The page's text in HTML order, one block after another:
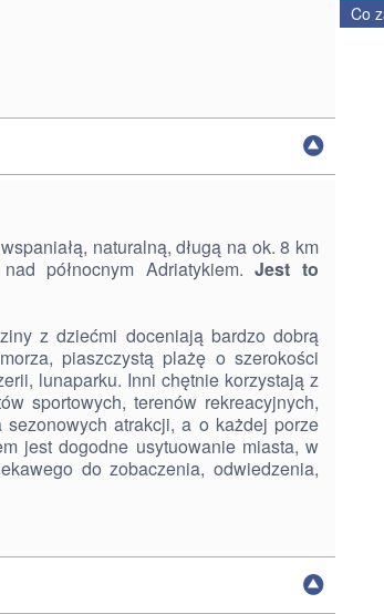
Co
naturalną, długą na ok. 8 km
północnym Adriatykiem.Jest to
z dziećmi doceniają bardzo dobrą
piaszczystą plażę o szerokości
lunaparku. Inni chętnie korzystają z
sportowych, terenów rekreacyjnych,
atrakcji, a o każdej porze
jest dogodne usytuowanie miasta, w
do zobaczenia, odwiedzenia,